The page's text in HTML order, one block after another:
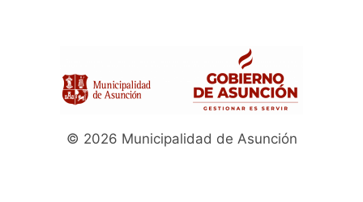
© 2026 Municipalidad de Asunción